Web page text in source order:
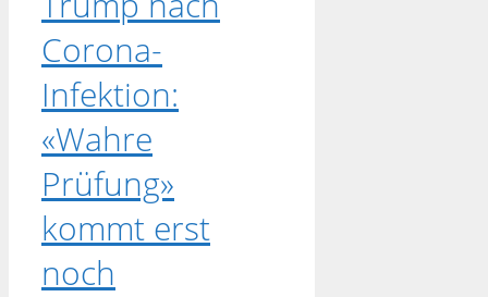
Corona-
Infektion:
«Wahre
Prüfung»
kommt erst
noch